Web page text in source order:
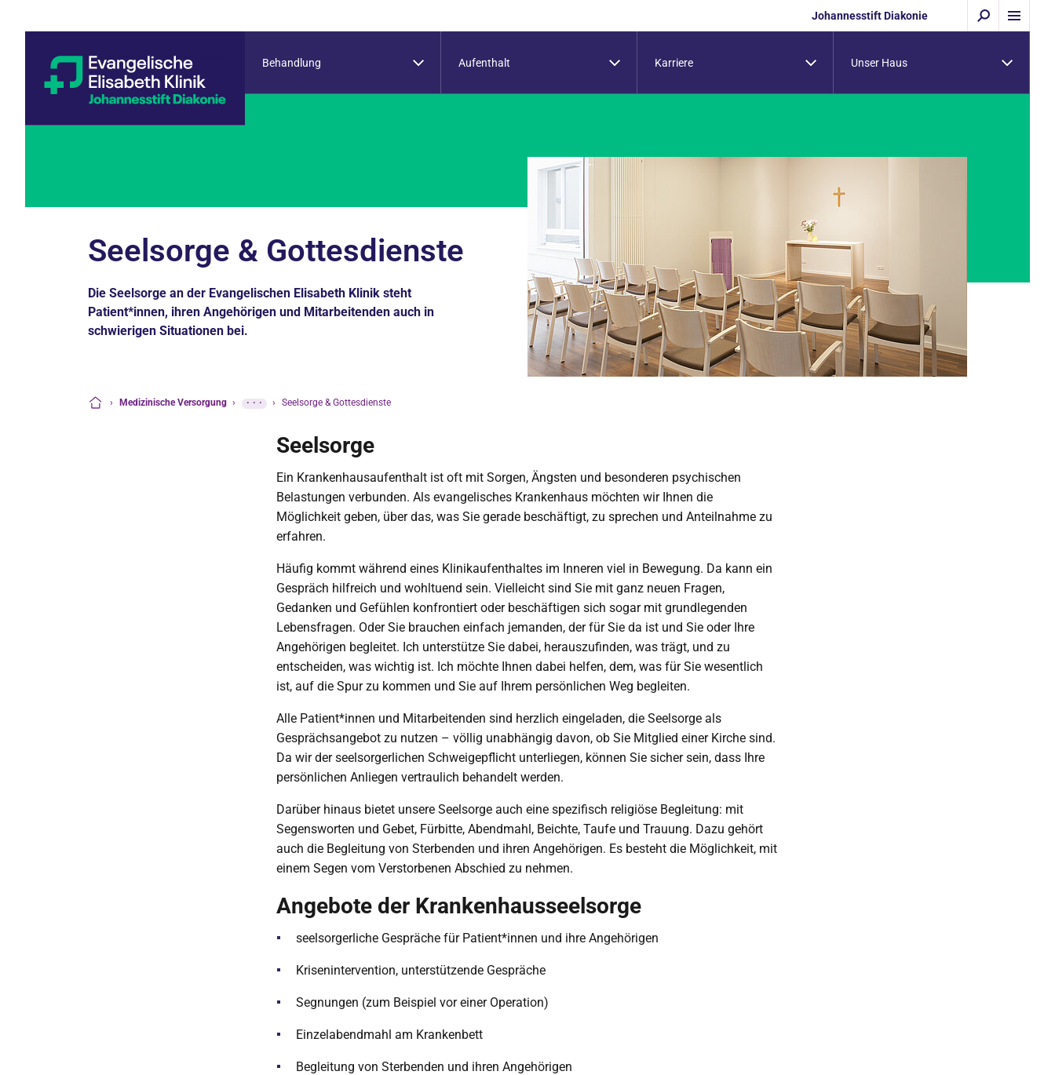
Johannesstift Diakonie
Behandlung Aufenthalt Karriere Unser Haus
Seelsorge & Gottesdienste
Die Seelsorge an der Evangelischen Elisabeth Klinik steht
Patient*innen, ihren Angehörigen und Mitarbeitenden auch in
schwierigen Situationen bei.
› Medizinische Versorgung › ··· › Seelsorge & Gottesdienste
Seelsorge
Ein Krankenhausaufenthalt ist oft mit Sorgen, Ängsten und besonderen psychischen
Belastungen verbunden. Als evangelisches Krankenhaus möchten wir Ihnen die
Möglichkeit geben, über das, was Sie gerade beschäftigt, zu sprechen und Anteilnahme zu
erfahren.
Häufig kommt während eines Klinikaufenthaltes im Inneren viel in Bewegung. Da kann ein
Gespräch hilfreich und wohltuend sein. Vielleicht sind Sie mit ganz neuen Fragen,
Gedanken und Gefühlen konfrontiert oder beschäftigen sich sogar mit grundlegenden
Lebensfragen. Oder Sie brauchen einfach jemanden, der für Sie da ist und Sie oder Ihre
Angehörigen begleitet. Ich unterstütze Sie dabei, herauszufinden, was trägt, und zu
entscheiden, was wichtig ist. Ich möchte Ihnen dabei helfen, dem, was für Sie wesentlich
ist, auf die Spur zu kommen und Sie auf Ihrem persönlichen Weg begleiten.
Alle Patient*innen und Mitarbeitenden sind herzlich eingeladen, die Seelsorge als
Gesprächsangebot zu nutzen – völlig unabhängig davon, ob Sie Mitglied einer Kirche sind.
Da wir der seelsorgerlichen Schweigepflicht unterliegen, können Sie sicher sein, dass Ihre
persönlichen Anliegen vertraulich behandelt werden.
Darüber hinaus bietet unsere Seelsorge auch eine spezifisch religiöse Begleitung: mit
Segensworten und Gebet, Fürbitte, Abendmahl, Beichte, Taufe und Trauung. Dazu gehört
auch die Begleitung von Sterbenden und ihren Angehörigen. Es besteht die Möglichkeit, mit
einem Segen vom Verstorbenen Abschied zu nehmen.
Angebote der Krankenhausseelsorge
seelsorgerliche Gespräche für Patient*innen und ihre Angehörigen
Krisenintervention, unterstützende Gespräche
Segnungen (zum Beispiel vor einer Operation)
Einzelabendmahl am Krankenbett
Begleitung von Sterbenden und ihren Angehörigen